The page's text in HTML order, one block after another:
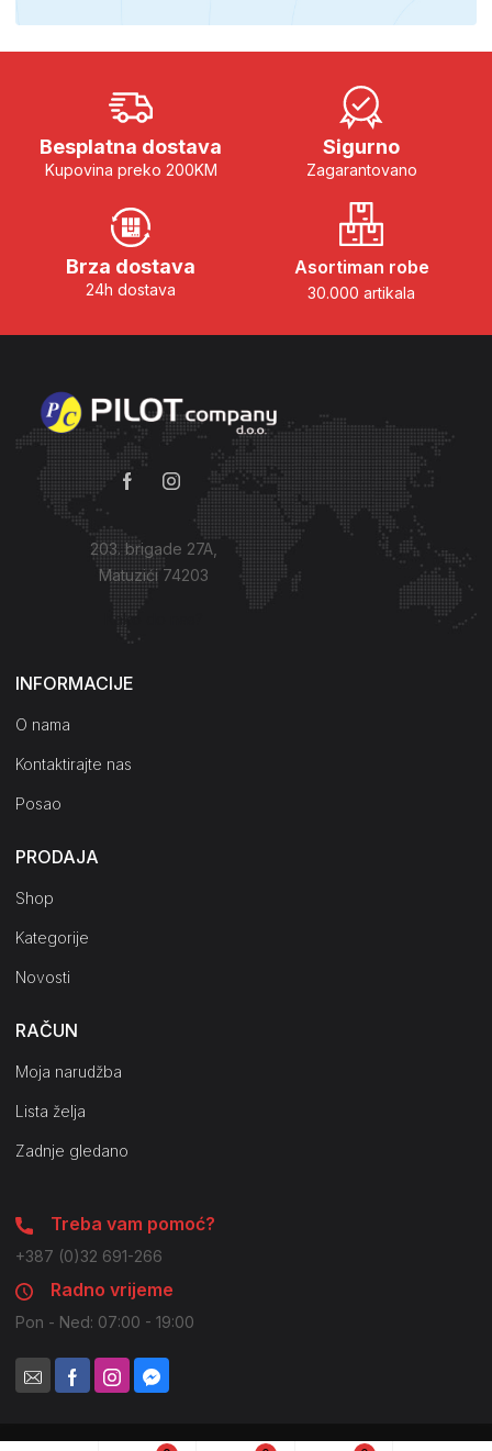
Besplatna dostava
Kupovina preko 200KM
Sigurno
Zagarantovano
Brza dostava
24h dostava
Asortiman robe
30.000 artikala
203. brigade 27A,
Matuzići 74203
Kako do nas?
INFORMACIJE
O nama
Kontaktirajte nas
Posao
PRODAJA
Shop
Kategorije
Novosti
RAČUN
Moja narudžba
Lista želja
Zadnje gledano
Treba vam pomoć?
+387 (0)32 691-266
Radno vrijeme
Pon - Ned: 07:00 - 19:00